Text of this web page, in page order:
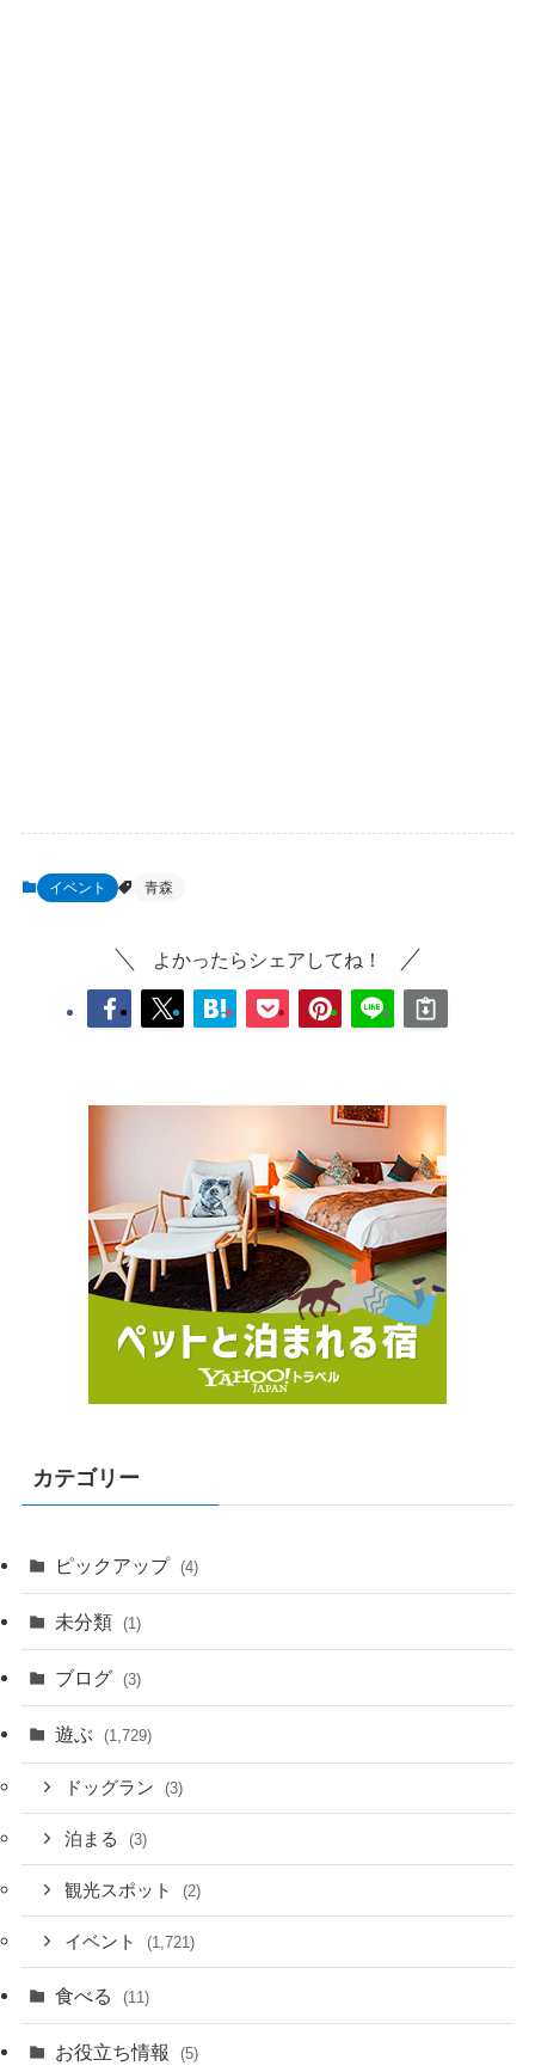
イベント 青森
よかったらシェアしてね！
カテゴリー
ピックアップ (4)
未分類 (1)
ブログ (3)
遊ぶ (1,729)
ドッグラン (3)
泊まる (3)
観光スポット (2)
イベント (1,721)
食べる (11)
お役立ち情報 (5)